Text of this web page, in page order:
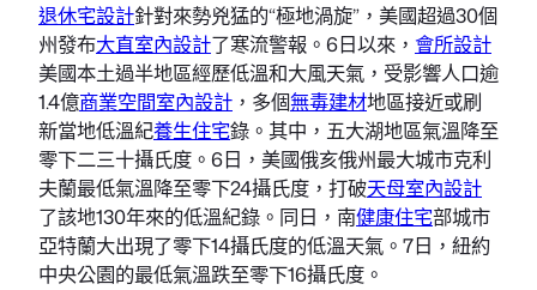
退休宅設計針對來勢兇猛的“極地渦旋”，美國超過30個
州發布大直室內設計了寒流警報。6日以來， 會所設計
美國本土過半地區經歷低溫和大風天氣，受影響人口逾
1.4億商業空間室內設計 ，多個無毒建材地區接近或刷
新當地低溫紀養生住宅錄。其中，五大湖地區氣溫降至
零下二三十攝氏度。6日，美國俄亥俄州最大城市克利
夫蘭最低氣溫降至零下24攝氏度，打破天母室內設計
了該地130年來的低溫紀錄。同日，南健康住宅部城市
亞特蘭大出現了零下14攝氏度的低溫天氣。7日，紐約
中央公園的最低氣溫跌至零下16攝氏度。